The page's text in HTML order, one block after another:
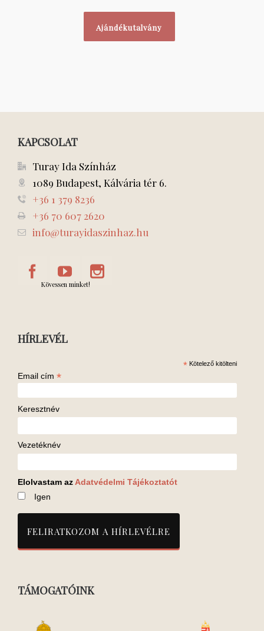
Ajándékutalvány
KAPCSOLAT
Turay Ida Színház
1089 Budapest, Kálvária tér 6.
+36 1 379 8236
+36 70 607 2620
info@turayidaszinhaz.hu
Kövessen minket!
HÍRLEVÉL
* Kötelező kitölteni
Email cím *
Keresztnév
Vezetéknév
Elolvastam az Adatvédelmi Tájékoztatót
Igen
TÁMOGATÓINK